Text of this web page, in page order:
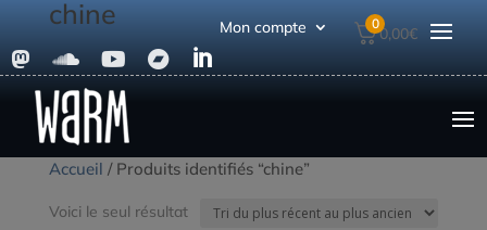
Mon compte 00,00€
    
Accueil / Produits identifiés “chine”
chine
Voici le seul résultat